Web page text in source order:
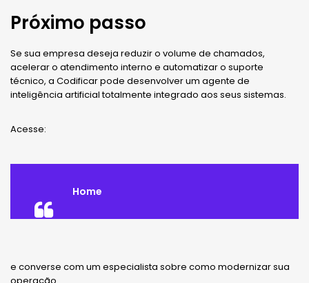
Próximo passo
Se sua empresa deseja reduzir o volume de chamados,
acelerar o atendimento interno e automatizar o suporte
técnico, a Codificar pode desenvolver um agente de
inteligência artificial totalmente integrado aos seus sistemas.
Acesse:
Home
e converse com um especialista sobre como modernizar sua